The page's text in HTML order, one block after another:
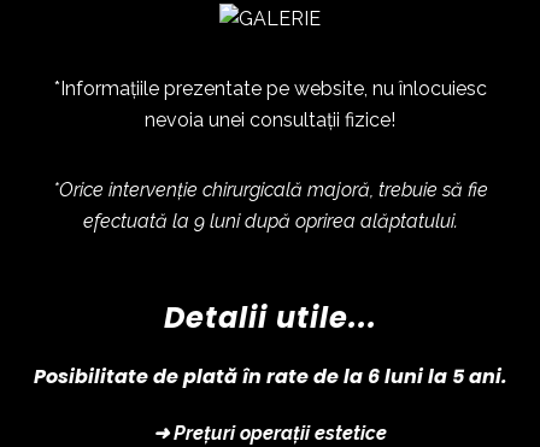
*Informațiile prezentate pe website, nu înlocuiesc
nevoia unei consultații fizice!
*Orice intervenție chirurgicală majoră, trebuie să fie
efectuată la 9 luni după oprirea alăptatului.
Detalii utile...
Posibilitate de plată în rate de la 6 luni la 5 ani.
➜ Prețuri operații estetice